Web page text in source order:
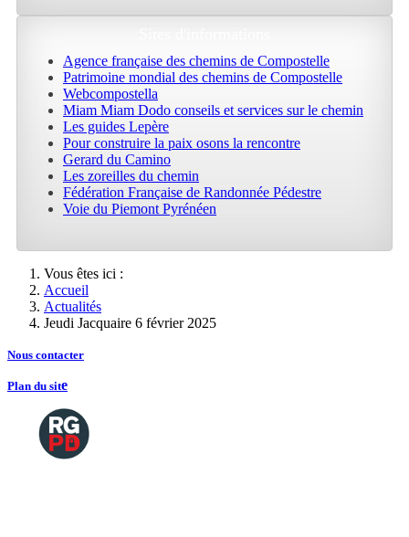
Agence française des chemins de Compostelle
Patrimoine mondial des chemins de Compostelle
Webcompostella
Miam Miam Dodo conseils et services sur le chemin
Les guides Lepère
Pour construire la paix osons la rencontre
Gerard du Camino
Les zoreilles du chemin
Fédération Française de Randonnée Pédestre
Voie du Piemont Pyrénéen
Vous êtes ici :
Accueil
Actualités
Jeudi Jacquaire 6 février 2025
Nous contacter
Plan du site